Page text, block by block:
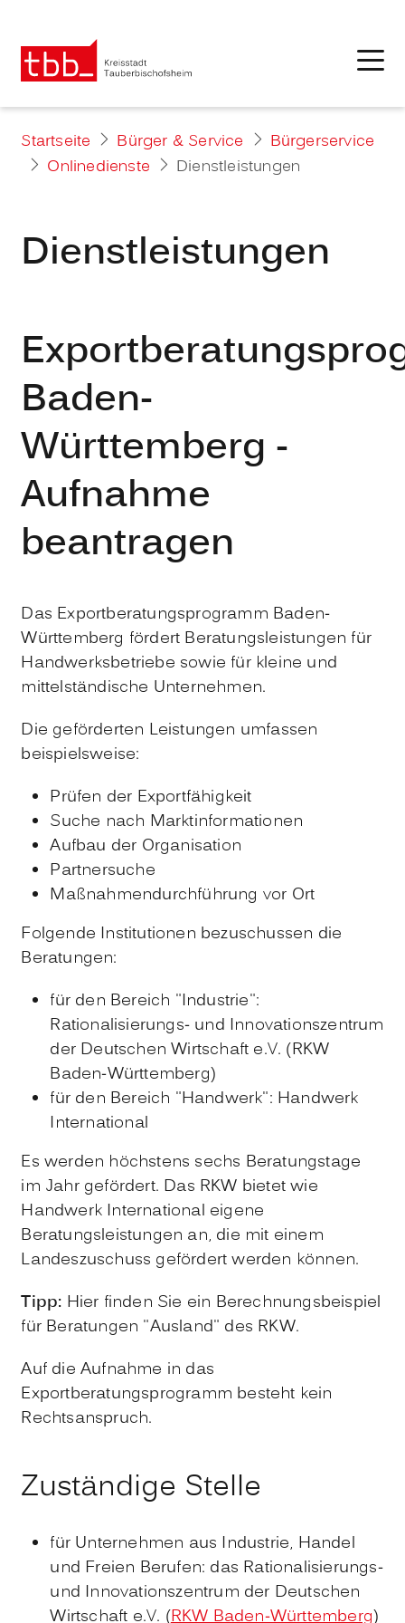
Startseite Bürger & Service
Bürgerservice
Onlinedienste
Dienstleistungen
Dienstleistungen
Baden-
Württemberg -
Aufnahme
beantragen
Das Exportberatungsprogramm Baden-
Württemberg fördert Beratungsleistungen für
Handwerksbetriebe sowie für kleine und
mittelständische Unternehmen.
Die geförderten Leistungen umfassen
beispielsweise:
Prüfen der Exportfähigkeit
Suche nach Marktinformationen
Aufbau der Organisation
Partnersuche
Maßnahmendurchführung vor Ort
Folgende Institutionen bezuschussen die
Beratungen:
für den Bereich "Industrie":
Rationalisierungs- und Innovationszentrum
der Deutschen Wirtschaft e.V. (RKW
Baden-Württemberg)
für den Bereich "Handwerk": Handwerk
International
Es werden höchstens sechs Beratungstage
im Jahr gefördert. Das RKW bietet wie
Handwerk International eigene
Beratungsleistungen an, die mit einem
Landeszuschuss gefördert werden können.
Tipp: Hier finden Sie ein Berechnungsbeispiel
für Beratungen "Ausland" des RKW.
Auf die Aufnahme in das
Exportberatungsprogramm besteht kein
Rechtsanspruch.
Zuständige Stelle
für Unternehmen aus Industrie, Handel
und Freien Berufen: das Rationalisierungs-
und Innovationszentrum der Deutschen
Wirtschaft e.V. (RKW Baden-Württemberg)